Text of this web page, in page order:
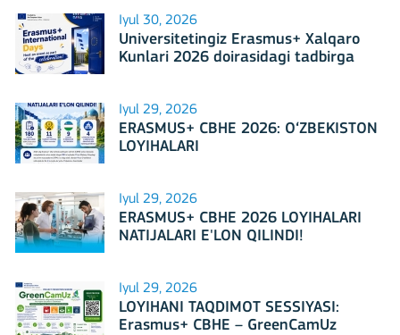
Iyul 30, 2026
Universitetingiz Erasmus+ Xalqaro
Kunlari 2026 doirasidagi tadbirga
Iyul 29, 2026
ERASMUS+ CBHE 2026: O‘ZBEKISTON
LOYIHALARI
Iyul 29, 2026
ERASMUS+ CBHE 2026 LOYIHALARI
NATIJALARI E'LON QILINDI!
Iyul 29, 2026
LOYIHANI TAQDIMOT SESSIYASI:
Erasmus+ CBHE – GreenCamUz